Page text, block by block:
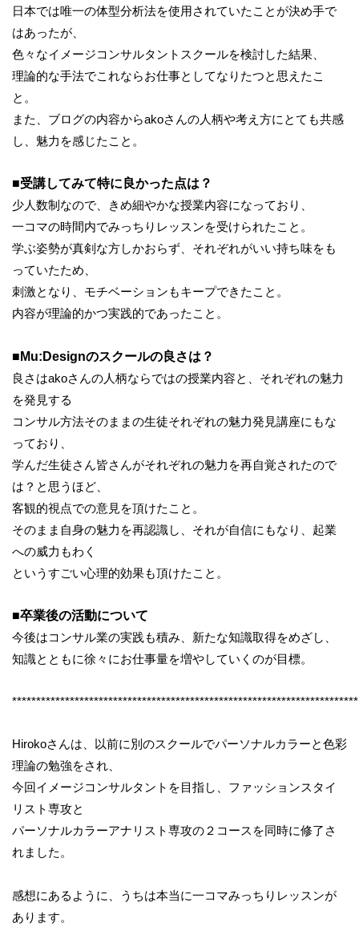
日本では唯一の体型分析法を使用されていたことが決め手で
はあったが、
色々なイメージコンサルタントスクールを検討した結果、
理論的な手法でこれならお仕事としてなりたつと思えたこ
と。
また、ブログの内容からakoさんの人柄や考え方にとても共感
し、魅力を感じたこと。
■受講してみて特に良かった点は？
少人数制なので、きめ細やかな授業内容になっており、
一コマの時間内でみっちりレッスンを受けられたこと。
学ぶ姿勢が真剣な方しかおらず、それぞれがいい持ち味をも
っていたため、
刺激となり、モチベーションもキープできたこと。
内容が理論的かつ実践的であったこと。
■Mu:Designのスクールの良さは？
良さはakoさんの人柄ならではの授業内容と、それぞれの魅力
を発見する
コンサル方法そのままの生徒それぞれの魅力発見講座にもな
っており、
学んだ生徒さん皆さんがそれぞれの魅力を再自覚されたので
は？と思うほど、
客観的視点での意見を頂けたこと。
そのまま自身の魅力を再認識し、それが自信にもなり、起業
への威力もわく
というすごい心理的効果も頂けたこと。
■卒業後の活動について
今後はコンサル業の実践も積み、新たな知識取得をめざし、
知識とともに徐々にお仕事量を増やしていくのが目標。
************************************************************************
Hirokoさんは、以前に別のスクールでパーソナルカラーと色彩
理論の勉強をされ、
今回イメージコンサルタントを目指し、ファッションスタイ
リスト専攻と
パーソナルカラーアナリスト専攻の２コースを同時に修了さ
れました。
感想にあるように、うちは本当に一コマみっちりレッスンが
あります。